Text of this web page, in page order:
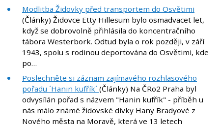
Modlitba Židovky před transportem do Osvětimi
(Články) Židovce Etty Hillesum bylo osmadvacet let,
když se dobrovolně přihlásila do koncentračního
tábora Westerbork. Odtud byla o rok později, v září
1943, spolu s rodinou deportována do Osvětimi, kde
po…
Poslechněte si záznam zajímavého rozhlasového
pořadu ´Hanin kufřík´ (Články) Na ČRo2 Praha byl
odvysílán pořad s názvem "Hanin kufřík" - příběh u
nás málo známé židovské dívky Hany Bradyové z
Nového města na Moravě, která ve 13 letech